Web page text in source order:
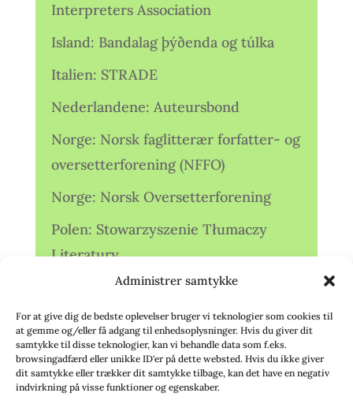
Administrer samtykke
For at give dig de bedste oplevelser bruger vi teknologier som cookies til
at gemme og/eller få adgang til enhedsoplysninger. Hvis du giver dit
samtykke til disse teknologier, kan vi behandle data som f.eks.
browsingadfærd eller unikke ID'er på dette websted. Hvis du ikke giver
dit samtykke eller trækker dit samtykke tilbage, kan det have en negativ
indvirkning på visse funktioner og egenskaber.
Interpreters Association
Island: Bandalag þýðenda og túlka
Italien: STRADE
Nederlandene: Auteursbond
Norge: Norsk faglitterær forfatter- og
oversetterforening (NFFO)
Norge: Norsk Oversetterforening
Polen: Stowarzyszenie Tłumaczy
Literatury
Storbritannien: Translators
Association (TA)
Sverige: Översättarsektionen (Ö.)
Sverige: Översättarcentrum (ÖC)